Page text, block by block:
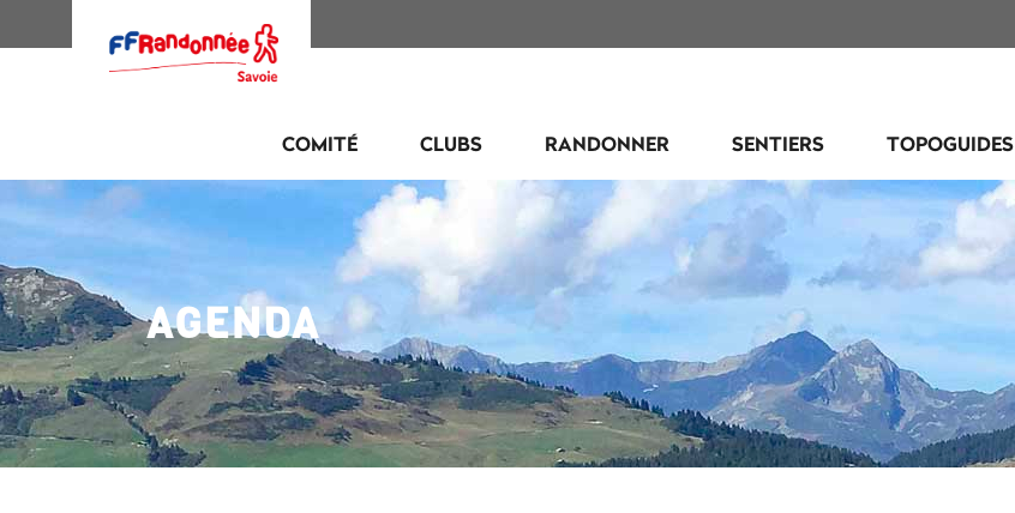
COMITÉ CLUBS RANDONNER SENTIERS TOPOGUIDES
AGENDA